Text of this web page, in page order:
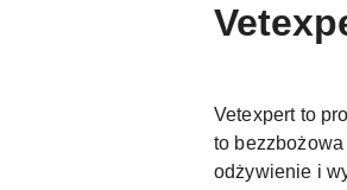
Vetexpert to
to
odżywienie i